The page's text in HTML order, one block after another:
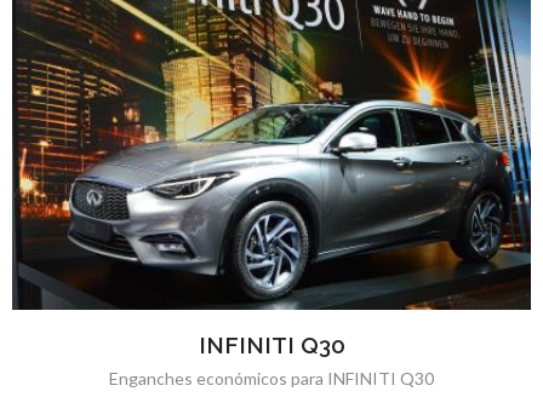
INFINITI Q30
Enganches económicos para INFINITI Q30